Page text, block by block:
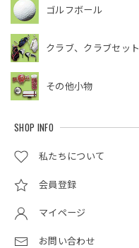
ゴルフボール
クラブ、クラブセット
その他小物
SHOP INFO
私たちについて
会員登録
マイページ
お問い合わせ